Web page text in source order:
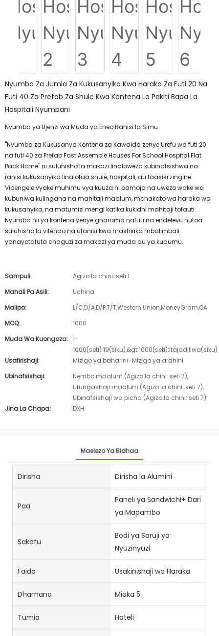
Nyumba Za Jumla Za Kukusanyika Kwa Haraka Za Futi 20 Na
Futi 40 Za Prefab Za Shule Kwa Kontena La Pakiti Bapa La
Hospitali Nyumbani
Nyumba ya Ujenzi wa Muda ya Eneo Rahisi la Simu
"Nyumba za Kukusanya Kontena za Kawaida zenye Urefu wa futi 20
na futi 40 za Prefab Fast Assemble Houses For School Hospital Flat
Pack Home" ni suluhisho la makazi linaloweza kubinafsishwa na
rahisi kukusanyika linalofaa shule, hospitali, au taasisi zingine.
Vipengele vyake muhimu vya kuuza ni pamoja na uwezo wake wa
kubuniwa kulingana na mahitaji maalum, mchakato wa haraka wa
kukusanyika, na matumizi mengi katika kukidhi mahitaji tofauti.
Nyumba hii ya kontena yenye gharama nafuu na endelevu hutoa
suluhisho la vitendo na ufanisi kwa mashirika mbalimbali
yanayotafuta chaguzi za makazi ya muda au ya kudumu.
Sampuli:
Agizo la chini: seti 1
Mahali Pa Asili:
Uchina
Malipo:
L/C,D/A,D/P,T/T,Western Union,MoneyGram,OA
MOQ:
1000
Muda Wa Kuongoza: 1-
1000(seti):19(siku),&gt;1000(seti):Itajadiliwa(siku)
Usafirishaji:
Mizigo ya baharini · Mizigo ya ardhini
Ubinafsishaji:
Nembo maalum (Agizo la chini: seti 7),
Ufungashaji maalum (Agizo la chini: seti 7),
Ubinafsishaji wa picha (Agizo la chini: seti 7)
Jina La Chapa:
DXH
Maelezo Ya Bidhaa
Dirisha Dirisha la Alumini
Paa
Paneli ya Sandwichi+ Dari
ya Mapambo
Sakafu
Bodi ya Saruji ya
Nyuzinyuzi
Faida Usakinishaji wa Haraka
Dhamana Miaka 5
Tumia Hoteli